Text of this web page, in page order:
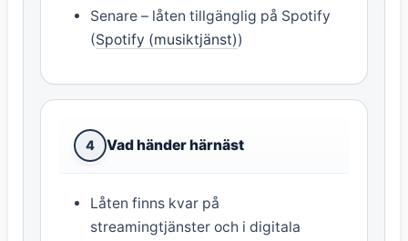
Senare – låten tillgänglig på Spotify
(Spotify (musiktjänst))
4 Vad händer härnäst
Låten finns kvar på
streamingtjänster och i digitala